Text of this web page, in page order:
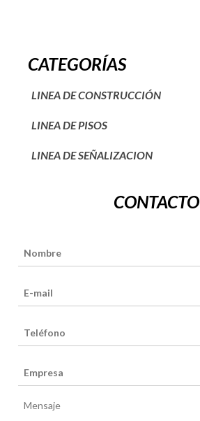
CATEGORÍAS
LINEA DE CONSTRUCCIÓN
LINEA DE PISOS
LINEA DE SEÑALIZACION
CONTACTO